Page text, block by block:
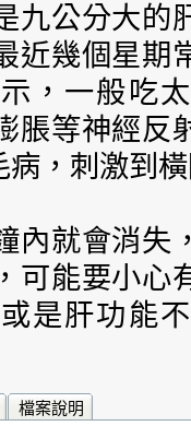
九公分大的
近幾個星期
，一般吃
脹等神經反
病，刺激到
內就會消失
可能要小心
是肝功能
檔案說明